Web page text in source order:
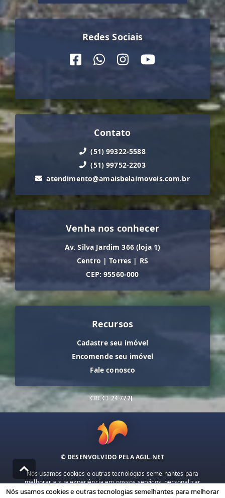
Redes Sociais
Contato
(51) 99322-5588
(51) 99752-2203
atendimento@amaisbelaimoveis.com.br
Venha nos conhecer
Av. Silva Jardim 366 (loja 1)
Centro | Torres | RS
CEP: 95560-000
Recursos
Cadastre seu imóvel
Encomende seu imóvel
Fale conosco
CRECI 24.772J
© DESENVOLVIDO PELAAGIL.NET
Nós usamos cookies e outras tecnologias semelhantes para
melhorar a sua experiência em nossos serviços, personalizar
publicidade e recomendar conteúdo de seu interesse. Ao utilizar
Nós usamos cookies e outras tecnologias semelhantes para melhorar